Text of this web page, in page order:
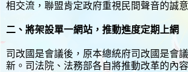
相交流，聯盟肯定政府重視民間聲音的誠意
二、將架設單一網站，推動進度定期上網
司改國是會議後，原本總統府司改國是會
新。司法院、法務部各自將推動改革的內